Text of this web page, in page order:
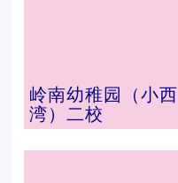
岭南幼稚园（小西
湾）二校